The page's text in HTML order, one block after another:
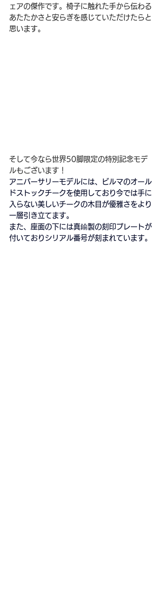
ェアの傑作です。椅子に触れた手から伝わる
あたたかさと安らぎを感じていただけたらと
思います。
そして今なら世界50脚限定の特別記念モデ
ルもございます！
アニバーサリーモデルには、ビルマのオール
ドストックチークを使用しており今では手に
入らない美しいチークの木目が優雅さをより
一層引き立てます。
また、座面の下には真鍮製の刻印プレートが
付いておりシリアル番号が刻まれています。